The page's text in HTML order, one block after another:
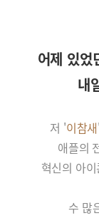
어제 있었
내
저 '이참새
애플의
혁신의 아
수 많